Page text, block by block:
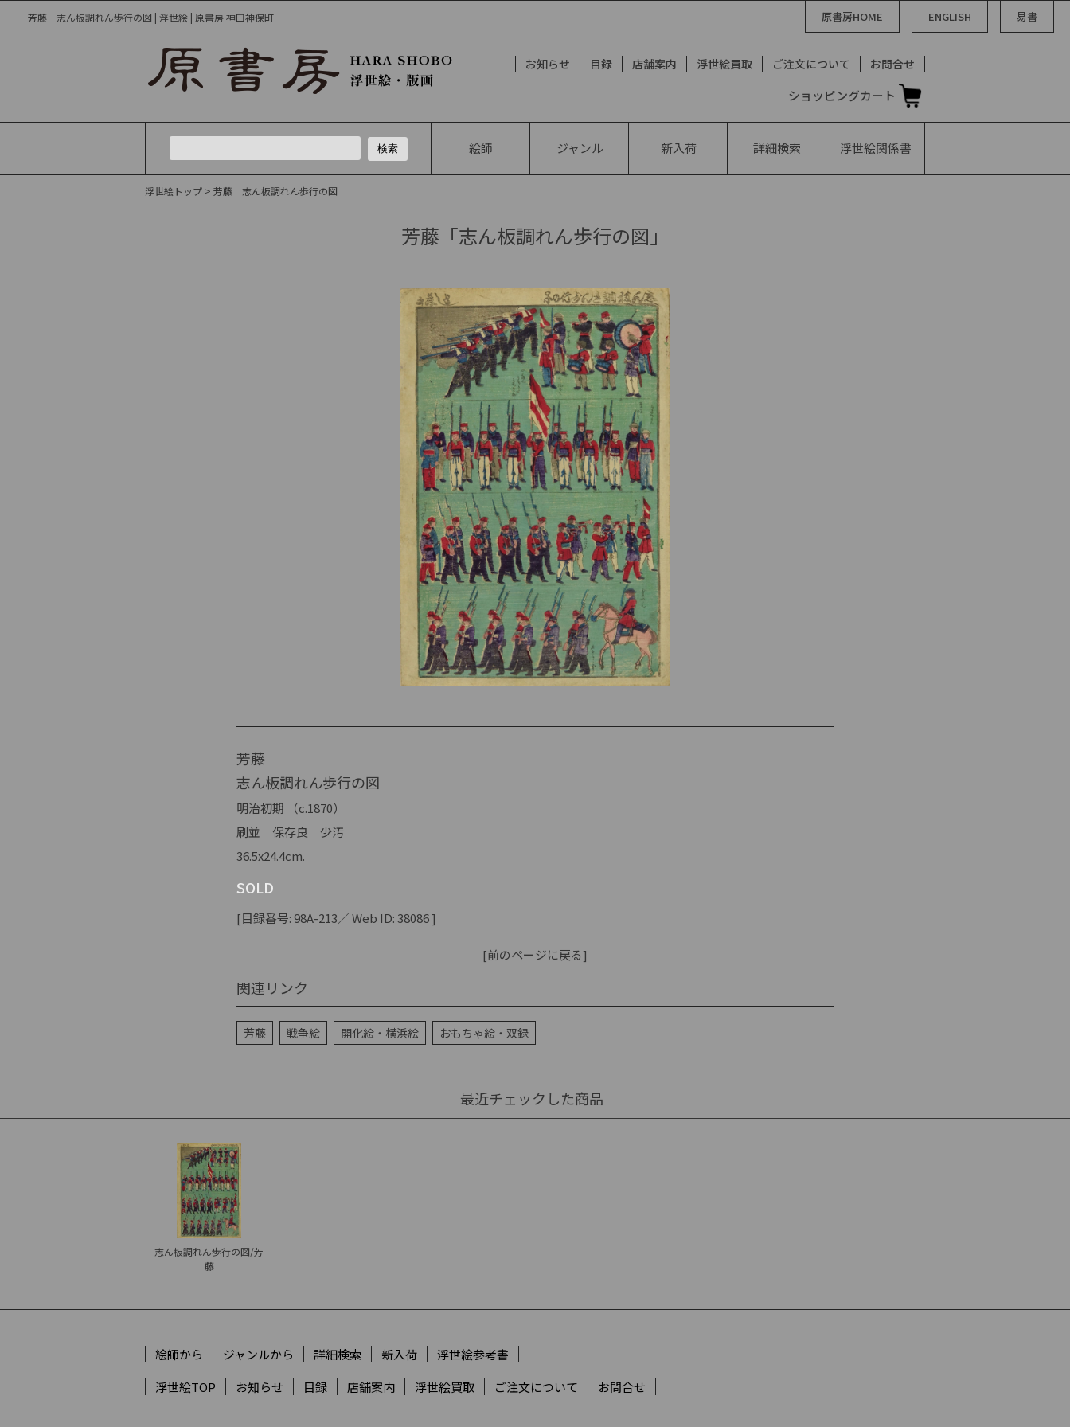
芳藤 志ん板調れん歩行の図 | 浮世絵 | 原書房 神田神保町 原書房HOME ENGLISH 易書
お知らせ 目録 店舗案内 浮世絵買取 ご注文について お問合せ
ショッピングカート
絵師 ジャンル 新入荷 詳細検索 浮世絵関係書
浮世絵トップ > 芳藤 志ん板調れん歩行の図
芳藤「志ん板調れん歩行の図」
芳藤
志ん板調れん歩行の図
明治初期 （c.1870）
刷並 保存良 少汚
36.5x24.4cm.
SOLD
[目録番号: 98A-213／ Web ID: 38086 ]
[前のページに戻る]
関連リンク
芳藤 戦争絵 開化絵・横浜絵 おもちゃ絵・双録
最近チェックした商品
志ん板調れん歩行の図/芳
藤
絵師から ジャンルから 詳細検索 新入荷
浮世絵参考書
浮世絵TOP
お知らせ 目録 店舗案内 浮世絵買取 ご注文について お問合せ